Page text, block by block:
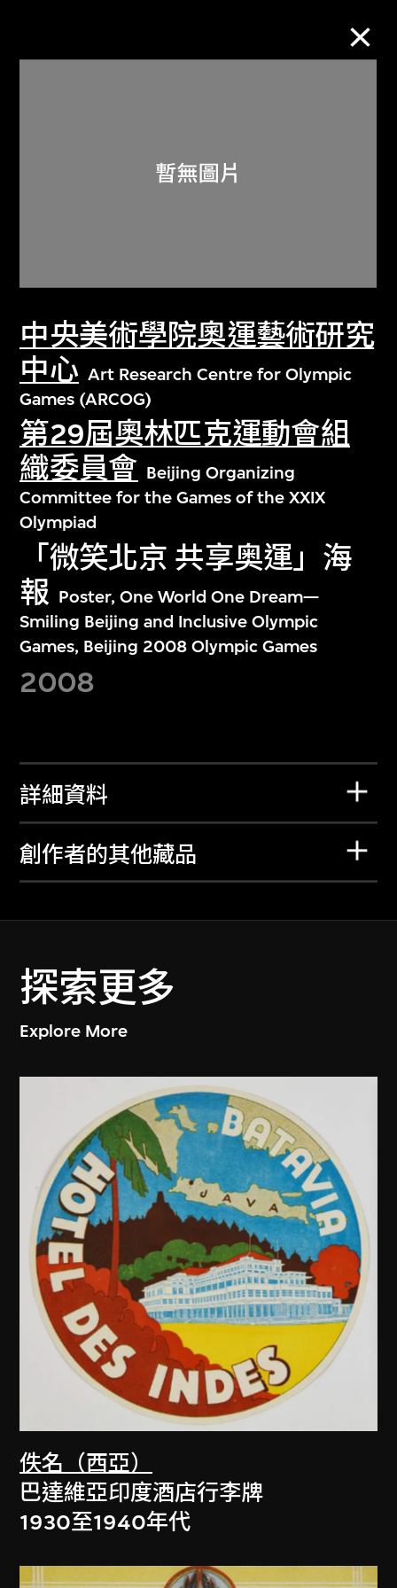
中央美術學院奧運藝術研究
中心 Art Research Centre for Olympic
Games (ARCOG)
第29屆奧林匹克運動會組
織委員會 Beijing Organizing
Committee for the Games of the XXIX
Olympiad
「微笑北京 共享奥運」海
報 Poster, One World One Dream—
Smiling Beijing and Inclusive Olympic
Games, Beijing 2008 Olympic Games
2008
詳細資料
創作者的其他藏品
探索更多
Explore More
佚名（西亞）
巴達維亞印度酒店行李牌
1930至1940年代
關於M+藏品
探索世界頂級的二十及二十一世紀視覺
文化藏品。